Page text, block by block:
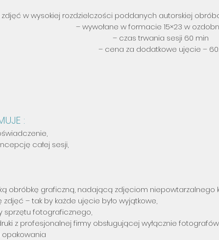
w wysokiej rozdzielczości poddanych autorskiej
– wywołane w formacie 15×23 w
– czas trwania sesji 60 min
– cena za dodatkowe ujęcie –
:
całej sesji,
obróbkę graficzną, nadającą zdjęciom niepowtarzalnego
– tak by każde ujęcie było wyjątkowe,
sprzętu fotograficznego,
z profesjonalnej firmy obsługującej wyłącznie fotografów
opakowania